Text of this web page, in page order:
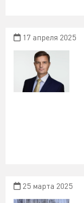
17 апреля 2025
25 марта 2025